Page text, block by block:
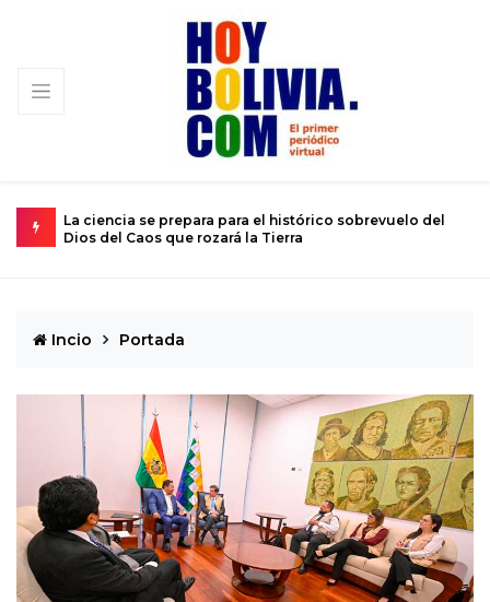
La ciencia se prepara para el histórico sobrevuelo del
Dios del Caos que rozará la Tierra
Incio Portada